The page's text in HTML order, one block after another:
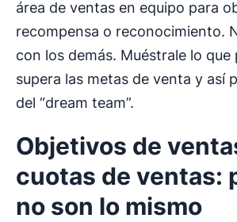
área de ventas en equipo para
recompensa o reconocimiento.
con los demás. Muéstrale lo que
supera las metas de venta y así
del “dream team”.
Objetivos de
cuotas de ventas:
no son lo mismo